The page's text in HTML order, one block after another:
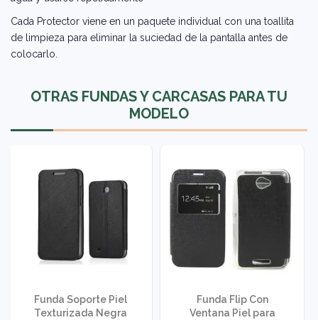
Cada Protector viene en un paquete individual con una toallita
de limpieza para eliminar la suciedad de la pantalla antes de
colocarlo.
OTRAS FUNDAS Y CARCASAS PARA TU
MODELO
Funda Soporte Piel
Texturizada Negra
Funda Flip Con
Ventana Piel para